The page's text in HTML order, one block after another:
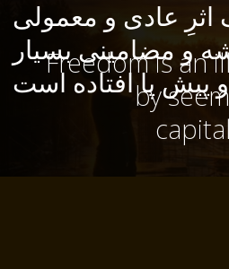
عادی و معمولی
و مضامینی بسیار
پا افتاده است
Freedom is an
by